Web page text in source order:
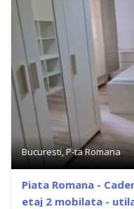
Bucuresti, P-ta Romana
Piata Romana -
etaj 2 mobilata -